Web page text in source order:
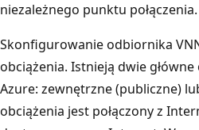
niezależnego punktu połączenia.
Skonfigurowanie odbiornika
obciążenia. Istnieją dwie
Azure: zewnętrzne (publiczne)
obciążenia jest połączony z